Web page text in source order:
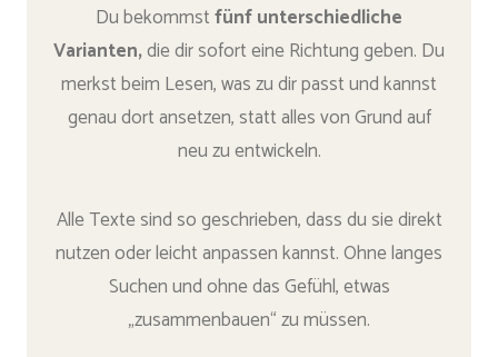
Du bekommstfünf unterschiedliche
Varianten,die dir sofort eine Richtung geben. Du
merkst beim Lesen, was zu dir passt und kannst
genau dort ansetzen, statt alles von Grund auf
neu zu entwickeln.
Alle Texte sind so geschrieben, dass du sie direkt
nutzen oder leicht anpassen kannst. Ohne langes
Suchen und ohne das Gefühl, etwas
„zusammenbauen“ zu müssen.